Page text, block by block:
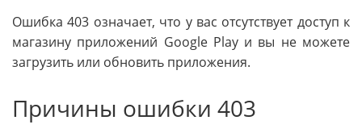
Ошибка 403 означает, что у вас отсутствует доступ к
магазину приложений Google Play и вы не можете
загрузить или обновить приложения.
Причины ошибки 403